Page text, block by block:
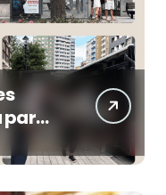
para